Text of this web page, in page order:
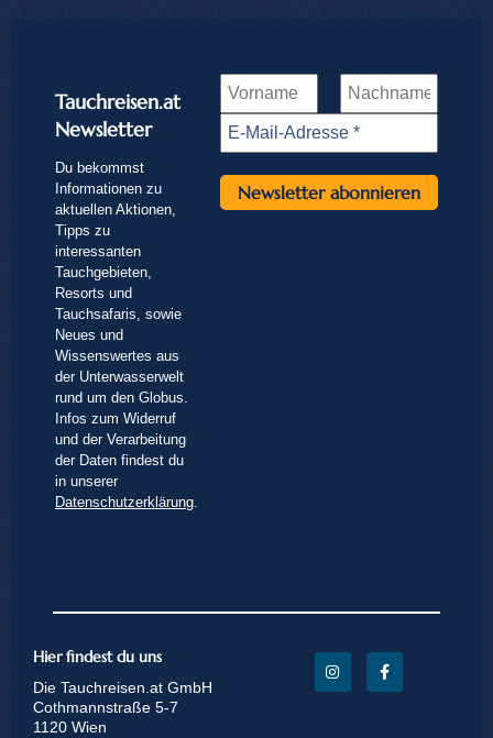
Tauchreisen.at
Newsletter
Du bekommst
Informationen zu
aktuellen Aktionen,
Tipps zu
interessanten
Tauchgebieten,
Resorts und
Tauchsafaris, sowie
Neues und
Wissenswertes aus
der Unterwasserwelt
rund um den Globus.
Infos zum Widerruf
und der Verarbeitung
der Daten findest du
in unserer
Datenschutzerklärung
Hier findest du uns
Die Tauchreisen.at GmbH
Cothmannstraße 5-7
1120 Wien